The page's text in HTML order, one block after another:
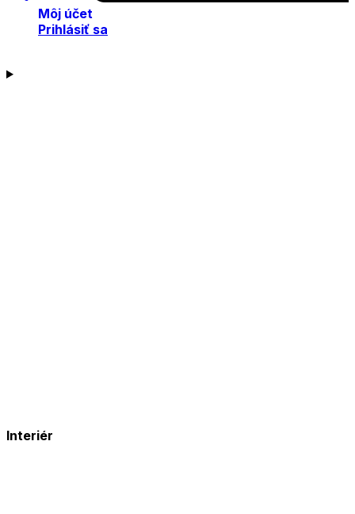
Môj účet
Prihlásiť sa
Interiér